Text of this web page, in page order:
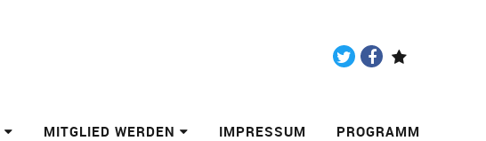
MITGLIED WERDEN IMPRESSUM PROGRAMM